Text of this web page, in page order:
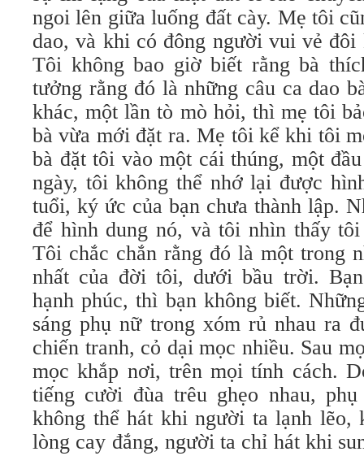
ngoi lên giữa luống đất cày. Mẹ tôi
dao, và khi có đông người vui vẻ
Tôi không bao giờ biết rằng bà
tưởng rằng đó là những câu ca dao
khác, một lần tò mò hỏi, thì mẹ tôi
bà vừa mới đặt ra. Mẹ tôi kể khi tôi
bà đặt tôi vào một cái thúng, một
ngày, tôi không thể nhớ lại được
tuổi, ký ức của bạn chưa thành lập.
để hình dung nó, và tôi nhìn thấy
Tôi chắc chắn rằng đó là một trong
nhất của đời tôi, dưới bầu trời.
hạnh phúc, thì bạn không biết.
sáng phụ nữ trong xóm rủ nhau ra
chiến tranh, cỏ dại mọc nhiều. Sau
mọc khắp nơi, trên mọi tính cách.
tiếng cười đùa trêu ghẹo nhau,
không thể hát khi người ta lạnh
lòng cay đắng, người ta chỉ hát khi